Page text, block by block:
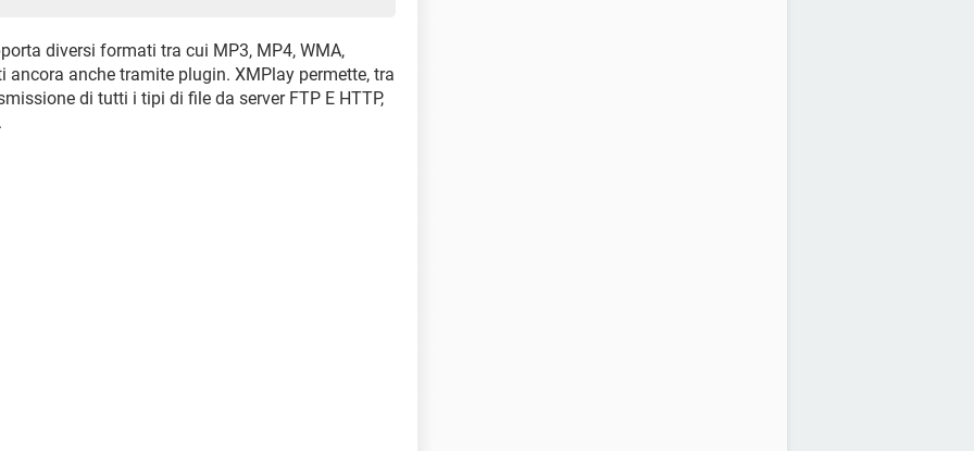
diversi formati tra cui MP3, MP4, WMA,
ancora anche tramite plugin. XMPlay permette, tra
di tutti i tipi di file da server FTP E HTTP,